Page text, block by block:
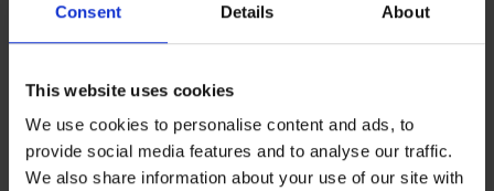
Consent Details About
This website uses cookies
We use cookies to personalise content and ads, to
provide social media features and to analyse our traffic.
We also share information about your use of our site with
SilverPro Classic I
14,99 €
Brezšivne spodnjice
SilverPro Classic II
14,99 €